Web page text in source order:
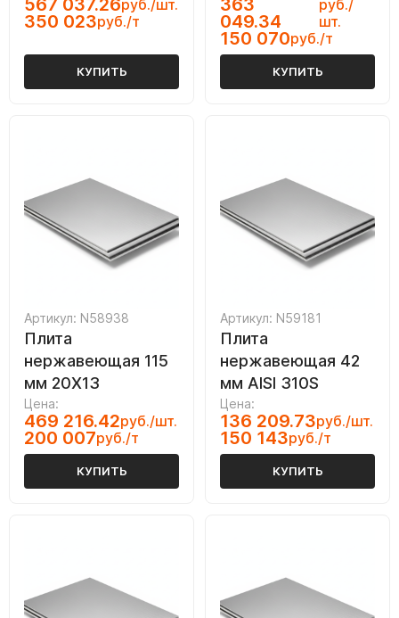
567 037.26руб./шт.
350 023руб./т
КУПИТЬ
363
049.34
руб./
шт.
150 070руб./т
КУПИТЬ
Артикул: N58938
Плита
нержавеющая 115
мм 20Х13
Цена:
469 216.42руб./шт.
200 007руб./т
КУПИТЬ
Артикул: N59181
Плита
нержавеющая 42
мм AISI 310S
Цена:
136 209.73руб./шт.
150 143руб./т
КУПИТЬ